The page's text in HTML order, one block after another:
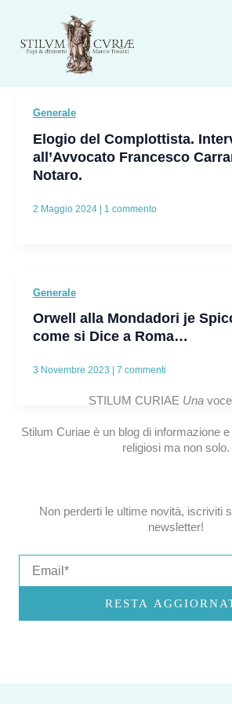
contenuto
Generale
Elogio del Complottista.
all’Avvocato Francesco
Notaro.
2 Maggio 2024 | 1 commento
Generale
Orwell alla Mondadori je
come si Dice a Roma…
3 Novembre 2023 7 commenti
STILUM CURIAE Una
Stilum Curiae è un blog di informazione
religiosi ma non solo.
Non perderti le ultime novità, iscriviti
newsletter!
RESTA